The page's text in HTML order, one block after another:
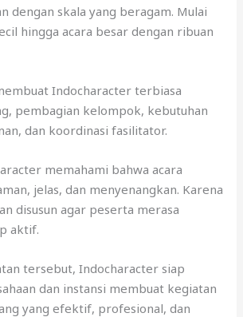
dengan skala yang beragam. Mulai
hingga acara besar dengan ribuan
Indocharacter terbiasa
pembagian kelompok, kebutuhan
dan koordinasi fasilitator.
memahami bahwa acara
jelas, dan menyenangkan. Karena
disusun agar peserta merasa
aktif.
tersebut, Indocharacter siap
dan instansi membuat kegiatan
yang efektif, profesional, dan